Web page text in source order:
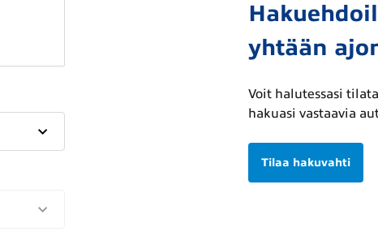
yhtään
Voit halutessasi
hakuasi vastaavia
Tilaa hakuvahti